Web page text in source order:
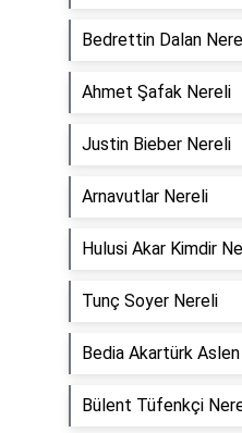
Bedrettin Dalan
Ahmet Şafak Nereli
Justin Bieber Nereli
Arnavutlar Nereli
Hulusi Akar Kimdir
Tunç Soyer Nereli
Bedia Akartürk
Bülent Tüfenkçi